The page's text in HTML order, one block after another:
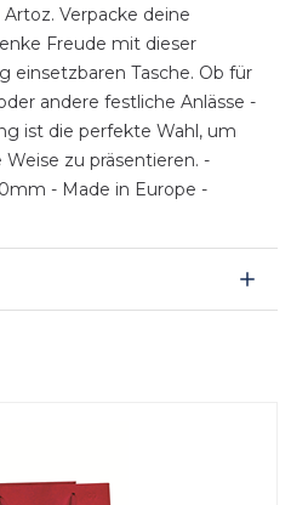
Verpacke deine
Freude mit dieser
einsetzbaren Tasche. Ob für
andere festliche Anlässe -
ist die perfekte Wahl, um
zu präsentieren. -
- Made in Europe -